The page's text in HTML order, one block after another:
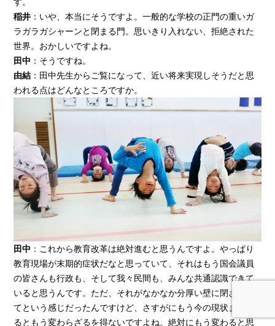
稲井 ：いや、本当にそうですよ。一般的な学校の正門の重いガ
ラガラガシャーンと閉まる門。思いきり入れない、拒絶された
世界。おかしいですよね。
田中 ：そうですね。
由結 ：田中先生からご覧になって、近い将来実現しそうだと思
われる点はどんなところですか。
田中 ：これから教育改革は絶対進むと思うんですよ。やっぱり
教育現場が末期的症状だなと思っていて、それはもう国会議員
の皆さんも行政も、そして我々民間も、みんな共通認識できて
いると思うんです。ただ、それがなかなか分厚い壁に閉ざされ
てという感じだったんですけど、さすがにもう今の現状までく
るともう変わらざるを得ないですよね。絶対にもう変わると思